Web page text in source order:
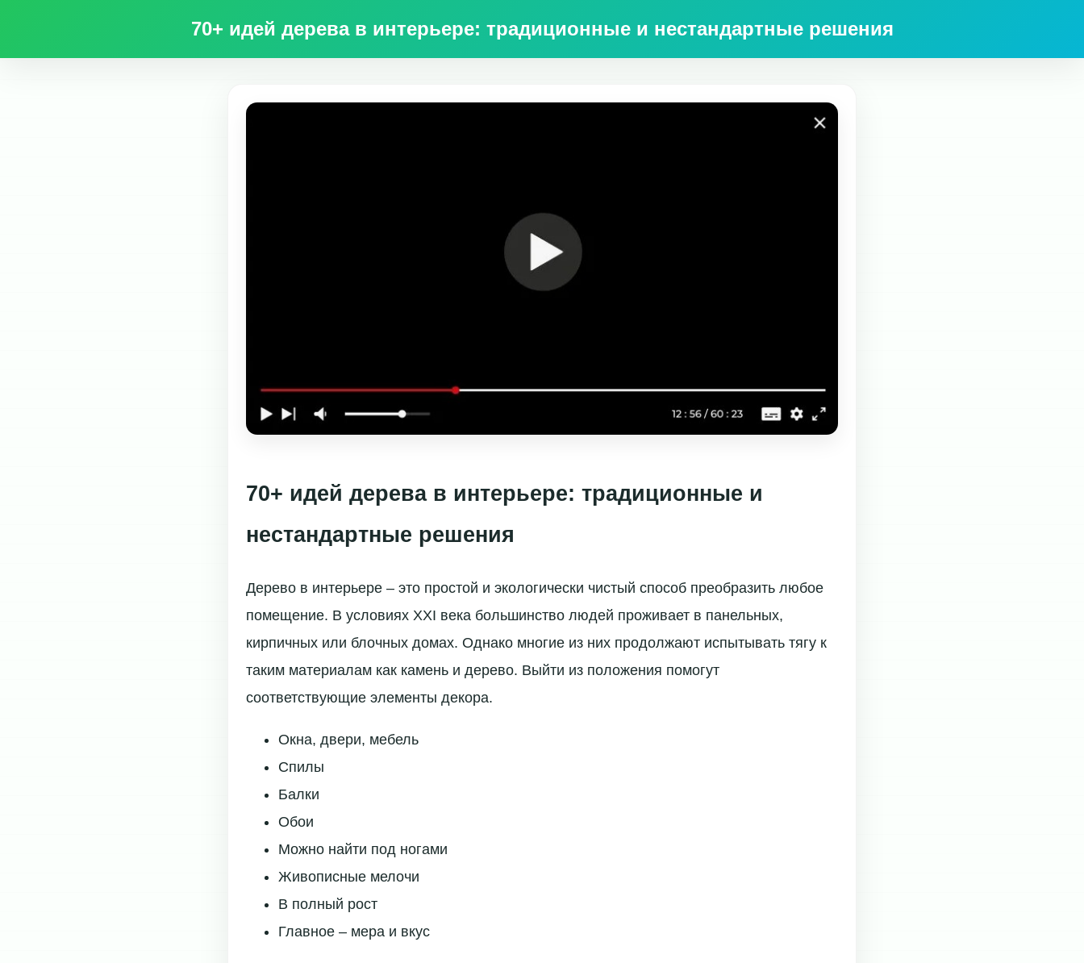
70+ идей дерева в интерьере: традиционные и нестандартные решения
70+ идей дерева в интерьере: традиционные и
нестандартные решения
Дерево в интерьере – это простой и экологически чистый способ преобразить любое
помещение. В условиях XXI века большинство людей проживает в панельных,
кирпичных или блочных домах. Однако многие из них продолжают испытывать тягу к
таким материалам как камень и дерево. Выйти из положения помогут
соответствующие элементы декора.
Окна, двери, мебель
Спилы
Балки
Обои
Можно найти под ногами
Живописные мелочи
В полный рост
Главное – мера и вкус